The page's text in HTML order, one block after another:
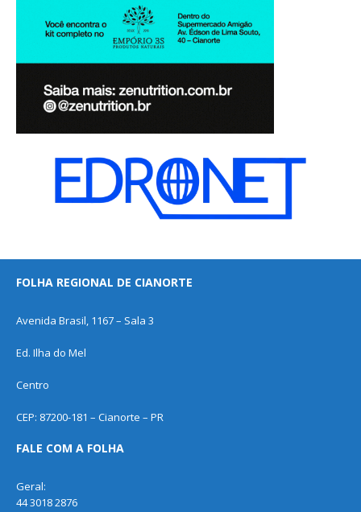
FOLHA REGIONAL DE CIANORTE
Avenida Brasil, 1167 – Sala 3
Ed. Ilha do Mel
Centro
CEP: 87200-181 – Cianorte – PR
FALE COM A FOLHA
Geral:
44 3018 2876